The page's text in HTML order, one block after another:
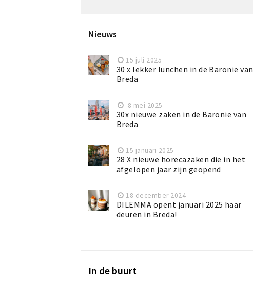
Nieuws
15 juli 2025
30 x lekker lunchen in de Baronie van
Breda
8 mei 2025
30x nieuwe zaken in de Baronie van
Breda
15 januari 2025
28 X nieuwe horecazaken die in het
afgelopen jaar zijn geopend
18 december 2024
DILEMMA opent januari 2025 haar
deuren in Breda!
In de buurt